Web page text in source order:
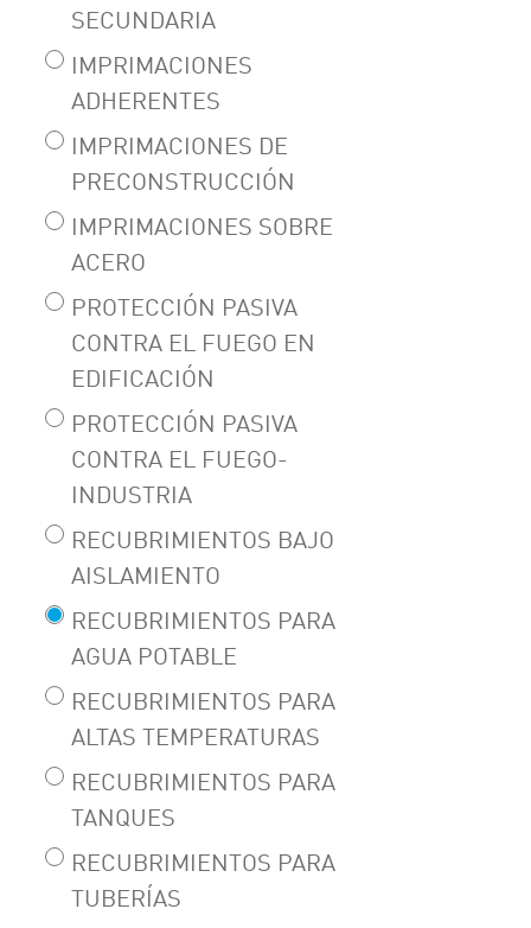
SECUNDARIA
IMPRIMACIONES
ADHERENTES
IMPRIMACIONES DE
PRECONSTRUCCIÓN
IMPRIMACIONES SOBRE
ACERO
PROTECCIÓN PASIVA
CONTRA EL FUEGO EN
EDIFICACIÓN
PROTECCIÓN PASIVA
CONTRA EL FUEGO-
INDUSTRIA
RECUBRIMIENTOS BAJO
AISLAMIENTO
RECUBRIMIENTOS PARA
AGUA POTABLE
RECUBRIMIENTOS PARA
ALTAS TEMPERATURAS
RECUBRIMIENTOS PARA
TANQUES
RECUBRIMIENTOS PARA
TUBERÍAS